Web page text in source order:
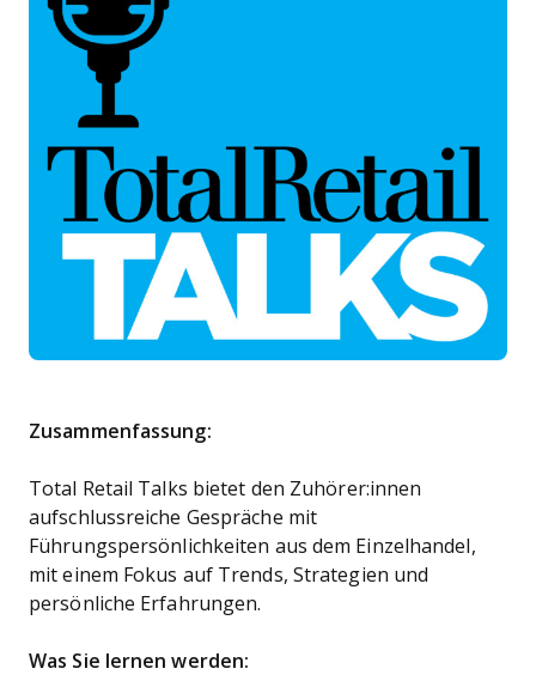
Zusammenfassung:
Total Retail Talks bietet den Zuhörer:innen
aufschlussreiche Gespräche mit
Führungspersönlichkeiten aus dem Einzelhandel,
mit einem Fokus auf Trends, Strategien und
persönliche Erfahrungen.
Was Sie lernen werden: